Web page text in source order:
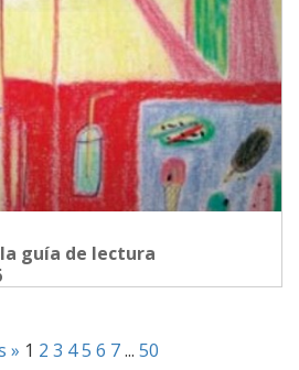
guía de lectura
» 1 2 3 45 6 7... 50